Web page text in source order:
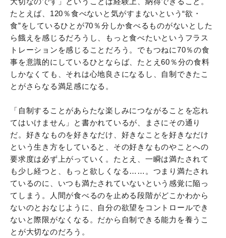
たとえば、120％食べないと気がすまないという“欲・
食”をしているひとが70％分しか食べるものがないとした
ら餓えを感じるだろうし、もっと食べたいというフラス
トレーションを感じることだろう。でもつねに70％の食
事を意識的にしているひとならば、たとえ60％分の食料
しかなくても、それは心地良さになるし、自制できたこ
とがさらなる満足感になる。
「自制することがあらたな楽しみにつながることを忘れ
てはいけません」と書かれているが、まさにその通り
だ。好きなものを好きなだけ、好きなことを好きなだけ
という生き方をしていると、その好きなものやことへの
要求度は必ず上がっていく。たとえ、一瞬は満たされて
も少し経つと、もっと欲しくなる……。つまり満たされ
ているのに、いつも満たされていないという感覚に陥っ
てしまう。人間が食べるのを止める段階がどこかわから
ないのとおなじように、自分の欲望をコントロールでき
ないと際限がなくなる。だから自制できる能力を養うこ
とが大切なのだろう。